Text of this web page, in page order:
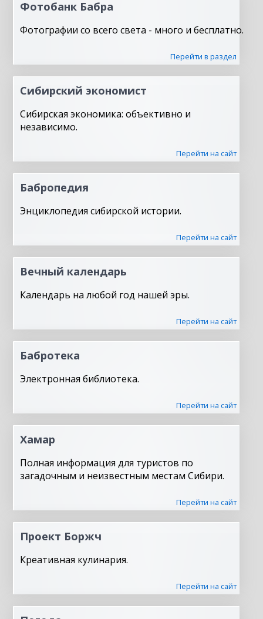
Фотобанк Бабра
Фотографии со всего света - много и бесплатно.
Перейти в раздел
Сибирский экономист
Сибирская экономика: объективно и
независимо.
Перейти на сайт
Бабропедия
Энциклопедия сибирской истории.
Перейти на сайт
Вечный календарь
Календарь на любой год нашей эры.
Перейти на сайт
Бабротека
Электронная библиотека.
Перейти на сайт
Хамар
Полная информация для туристов по
загадочным и неизвестным местам Сибири.
Перейти на сайт
Проект Боржч
Креативная кулинария.
Перейти на сайт